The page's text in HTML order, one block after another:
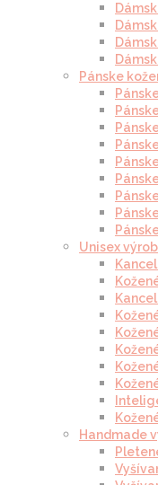
Pánske
Unisex
Handmade